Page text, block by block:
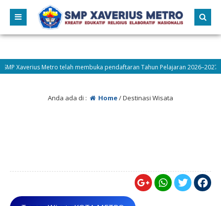
Xaverius Metro telah membuka pendaftaran Tahun Pelajaran 2026–2027!
Anda ada di : Home/Destinasi Wisata